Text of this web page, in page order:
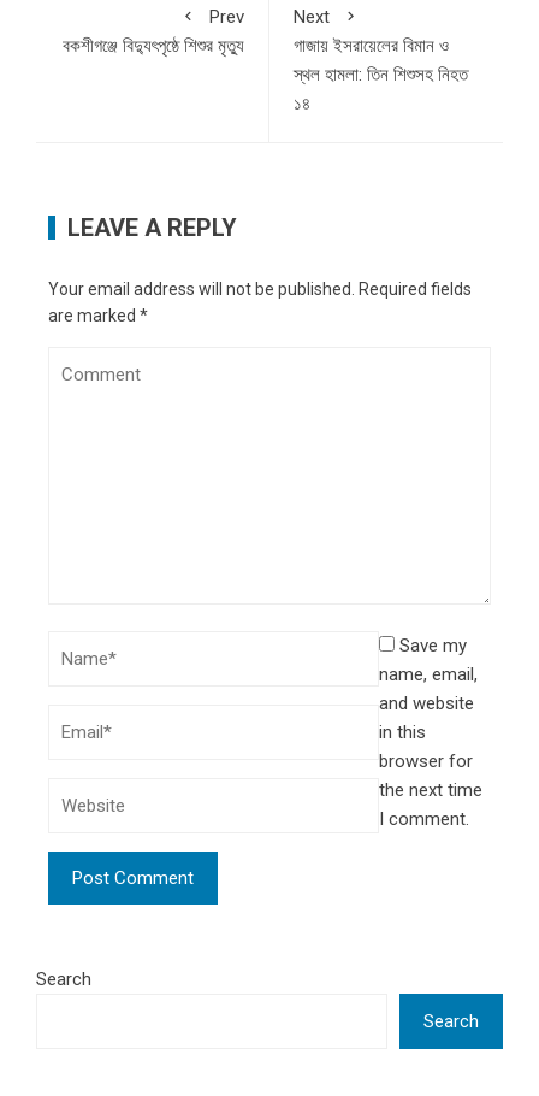
Prev
বকশীগঞ্জে বিদ্যুৎপৃষ্ঠে শিশুর মৃত্যু
Next
গাজায় ইসরায়েলের বিমান ও
স্থল হামলা: তিন শিশুসহ নিহত
১৪
LEAVE A REPLY
Your email address will not be published.
Required fields
are marked *
Save my
name, email,
and website
in this
browser for
the next time
I comment.
Search
Search